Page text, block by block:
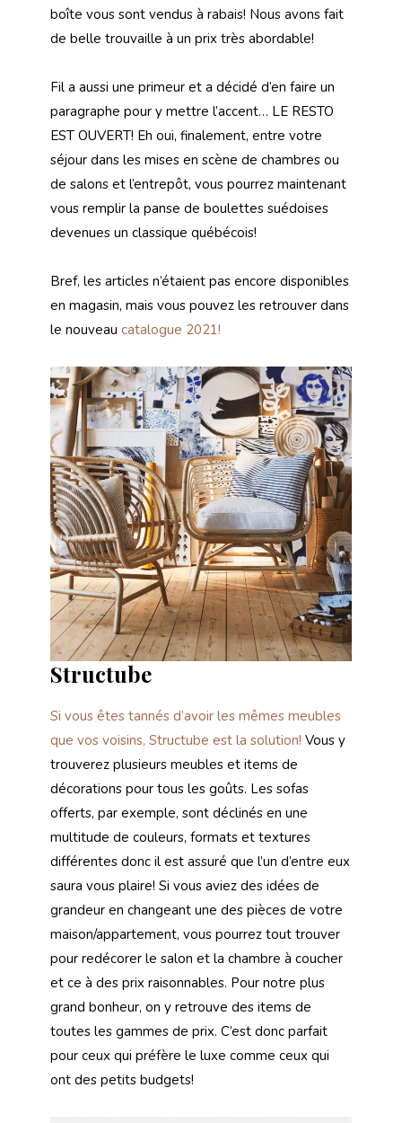
boîte vous sont vendus à rabais! Nous avons fait
de belle trouvaille à un prix très abordable!
Fil a aussi une primeur et a décidé d’en faire un
paragraphe pour y mettre l’accent… LE RESTO
EST OUVERT! Eh oui, finalement, entre votre
séjour dans les mises en scène de chambres ou
de salons et l’entrepôt, vous pourrez maintenant
vous remplir la panse de boulettes suédoises
devenues un classique québécois!
Bref, les articles n’étaient pas encore disponibles
en magasin, mais vous pouvez les retrouver dans
le nouveau catalogue 2021!
Structube
Si vous êtes tannés d’avoir les mêmes meubles
que vos voisins, Structube est la solution! Vous y
trouverez plusieurs meubles et items de
décorations pour tous les goûts. Les sofas
offerts, par exemple, sont déclinés en une
multitude de couleurs, formats et textures
différentes donc il est assuré que l’un d’entre eux
saura vous plaire! Si vous aviez des idées de
grandeur en changeant une des pièces de votre
maison/appartement, vous pourrez tout trouver
pour redécorer le salon et la chambre à coucher
et ce à des prix raisonnables. Pour notre plus
grand bonheur, on y retrouve des items de
toutes les gammes de prix. C’est donc parfait
pour ceux qui préfère le luxe comme ceux qui
ont des petits budgets!